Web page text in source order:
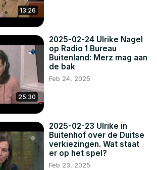
13:26
25:30
2025-02-24 Ulrike Nagel
op Radio 1 Bureau
Buitenland: Merz mag aan
de bak
Feb 24, 2025
2025-02-23 Ulrike in
Buitenhof over de Duitse
verkiezingen. Wat staat
er op het spel?
Feb 23, 2025